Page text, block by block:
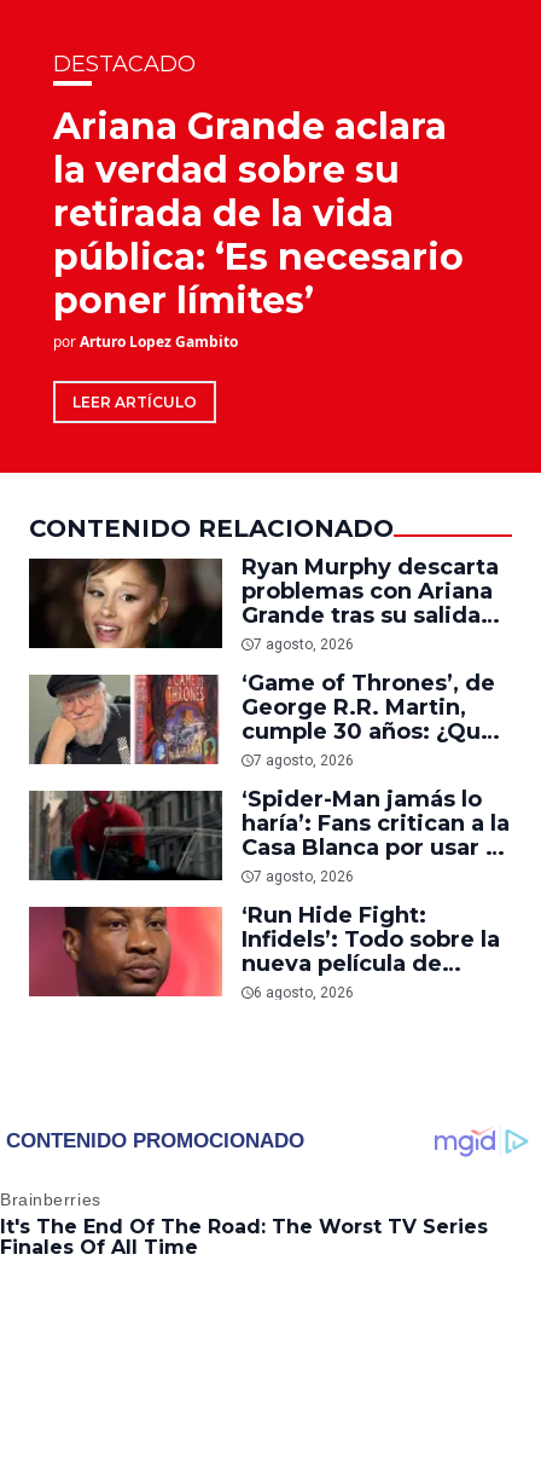
DESTACADO
Ariana Grande aclara
la verdad sobre su
retirada de la vida
pública: ‘Es necesario
poner límites’
porArturo Lopez Gambito
LEER ARTÍCULO
CONTENIDO RELACIONADO
Ryan Murphy descarta
problemas con Ariana
Grande tras su salida
de ‘American Horror
7 agosto, 2026
‘Game of Thrones’, de
George R.R. Martin,
cumple 30 años: ¿Qué
sabemos del futuro de
7 agosto, 2026
‘Spider-Man jamás lo
haría’: Fans critican a la
Casa Blanca por usar al
héroe para promover
7 agosto, 2026
‘Run Hide Fight:
Infidels’: Todo sobre la
nueva película de
Jonathan Majors en la
6 agosto, 2026